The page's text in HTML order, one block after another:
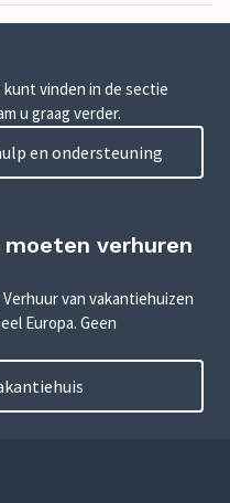
vinden in de sectie
u graag verder.
en ondersteuning
moeten verhuren
van vakantiehuizen
Europa. Geen